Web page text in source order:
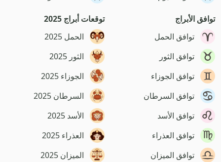
توافق الأبراج
توافق الحمل
توافق الثور
توافق الجوزاء
توافق السرطان
توافق الأسد
توافق العذراء
توافق الميزان
توقعات أبراج 2025
الحمل 2025
الثور 2025
الجوزاء 2025
السرطان 2025
الأسد 2025
العذراء 2025
الميزان 2025